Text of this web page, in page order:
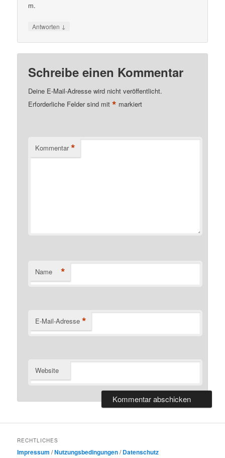
m.
Antworten ↓
Schreibe einen Kommentar
Deine E-Mail-Adresse wird nicht veröffentlicht.
Erforderliche Felder sind mit* markiert
Kommentar *
Name *
E-Mail-Adresse *
Website
RECHTLICHES
Impressum /Nutzungsbedingungen/Datenschutz